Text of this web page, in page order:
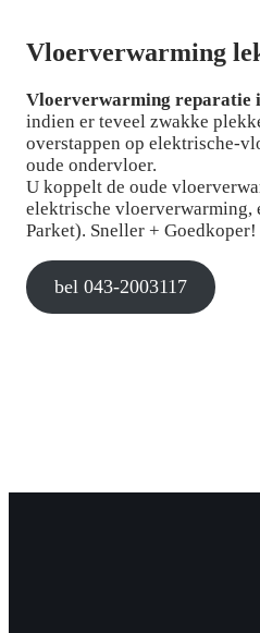
Vloerverwarming
Vloerverwarming reparatie
indien er teveel zwakke
overstappen op elektrische-
oude ondervloer.
U koppelt de oude
elektrische vloerverwarming,
Parket). Sneller + Goedkoper!
bel 043-2003117